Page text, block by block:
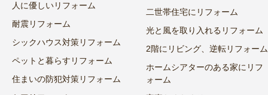
人に優しいリフォーム
耐震リフォーム
シックハウス対策リフォーム
ペットと暮らすリフォーム
住まいの防犯対策リフォーム
二世帯住宅にリフォーム
光と風を取り入れるリフォーム
2階にリビング、逆転リフォーム
ホームシアターのある家にリフ
ォーム